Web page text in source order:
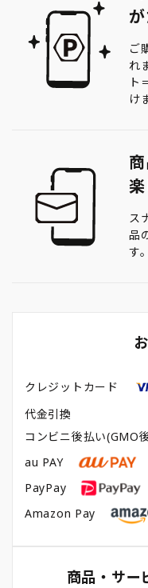
ご
れ
ト
け
ス
品
す
クレジットカード
代金引換
コンビニ後払い(GMO
au PAY
PayPay
Amazon Pay
商品・サー